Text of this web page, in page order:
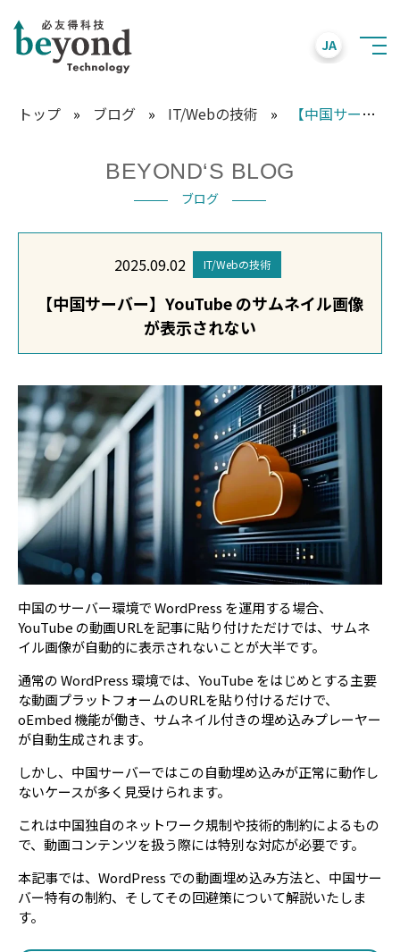
JA
トップ » ブログ » IT/Webの技術 » 【中国サーバー】YouTube のサムネイル画像が表示されない
BEYOND‘S BLOG
ブログ
2025.09.02 IT/Webの技術
【中国サーバー】YouTube のサムネイル画像
が表示されない
中国のサーバー環境で WordPress を運用する場合、
YouTube の動画URLを記事に貼り付けただけでは、サムネ
イル画像が自動的に表示されないことが大半です。
通常の WordPress 環境では、YouTube をはじめとする主要
な動画プラットフォームのURLを貼り付けるだけで、
oEmbed 機能が働き、サムネイル付きの埋め込みプレーヤー
が自動生成されます。
しかし、中国サーバーではこの自動埋め込みが正常に動作し
ないケースが多く見受けられます。
これは中国独自のネットワーク規制や技術的制約によるもの
で、動画コンテンツを扱う際には特別な対応が必要です。
本記事では、WordPress での動画埋め込み方法と、中国サー
バー特有の制約、そしてその回避策について解説いたしま
す。